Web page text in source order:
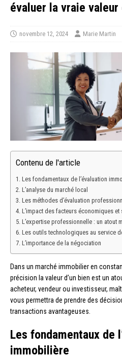
évaluer la vraie valeur
novembre 12, 2024 Marie Martin
Contenu de l'article
Les fondamentaux de l’évaluation
L’analyse du marché local
Les méthodes d’évaluation
L’impact des facteurs économiques et
L’expertise professionnelle : un atout
Les outils technologiques au service
L’importance de la négociation
Dans un marché immobilier en
précision la valeur d’un bien est un
acheteur, vendeur ou investisseur,
vous permettra de prendre des
transactions avantageuses.
Les fondamentaux de
immobilière